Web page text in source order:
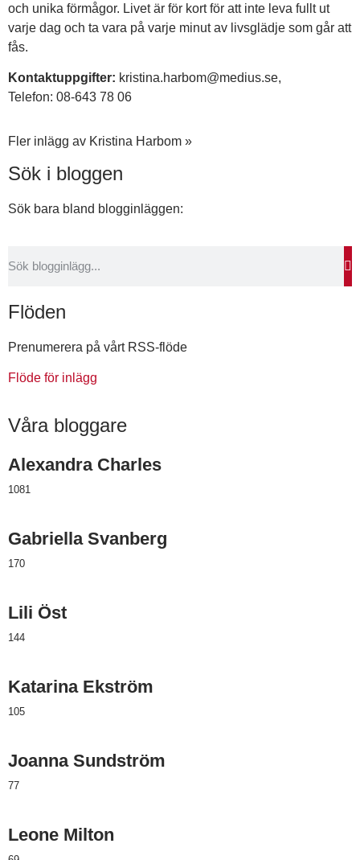
och unika förmågor. Livet är för kort för att inte leva fullt ut
varje dag och ta vara på varje minut av livsglädje som går att
fås.
Kontaktuppgifter: kristina.harbom@medius.se,
Telefon: 08-643 78 06
Fler inlägg av Kristina Harbom »
Sök i bloggen
Sök bara bland blogginläggen:
Flöden
Prenumerera på vårt RSS-flöde
Flöde för inlägg
Våra bloggare
Alexandra Charles
1081
Gabriella Svanberg
170
Lili Öst
144
Katarina Ekström
105
Joanna Sundström
77
Leone Milton